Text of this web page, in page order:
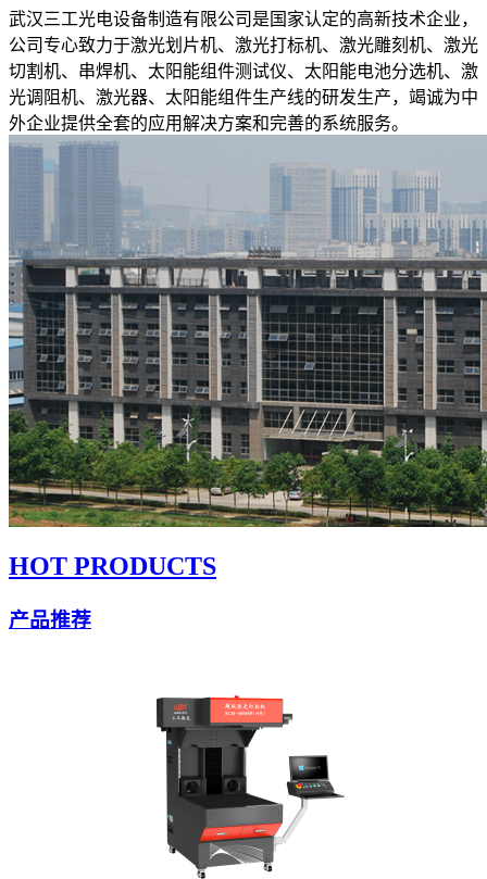
武汉三工光电设备制造有限公司是国家认定的高新技术企业，
公司专心致力于激光划片机、激光打标机、激光雕刻机、激光
切割机、串焊机、太阳能组件测试仪、太阳能电池分选机、激
光调阻机、激光器、太阳能组件生产线的研发生产，竭诚为中
外企业提供全套的应用解决方案和完善的系统服务。
HOT PRODUCTS
产品推荐